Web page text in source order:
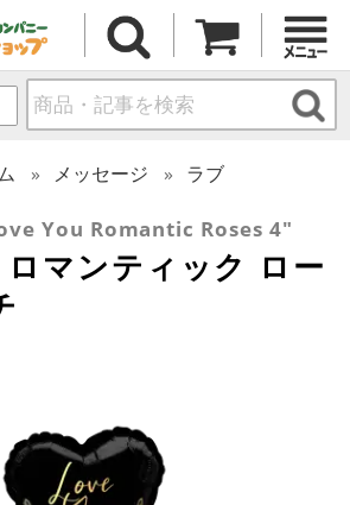
メッセージ ラブ
You Romantic Roses 4"
マンティック ロー